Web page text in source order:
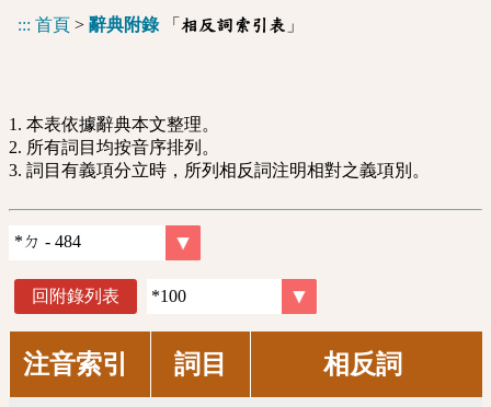
::: 首頁 > 辭典附錄「 相反詞索引表 」
1. 本表依據辭典本文整理。
2. 所有詞目均按音序排列。
3. 詞目有義項分立時，所列相反詞注明相對之義項別。
回附錄列表
注音索引 詞目 相反詞